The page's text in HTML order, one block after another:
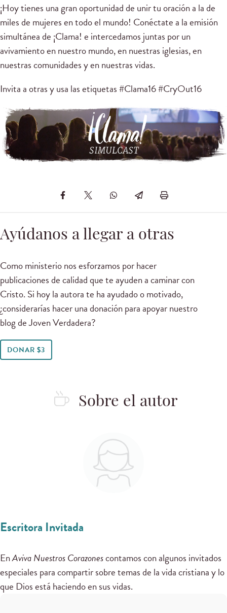
¡Hoy tienes una gran oportunidad de unir tu oración a la de
miles de mujeres en todo el mundo! Conéctate a la emisión
simultánea de ¡Clama! e intercedamos juntas por un
avivamiento en nuestro mundo, en nuestras iglesias, en
nuestras comunidades y en nuestras vidas.
Invita a otras y usa las etiquetas #Clama16 #CryOut16
Ayúdanos a llegar a otras
Como ministerio nos esforzamos por hacer
publicaciones de calidad que te ayuden a caminar con
Cristo. Si hoy la autora te ha ayudado o motivado,
¿considerarías hacer una donación para apoyar nuestro
blog de Joven Verdadera?
DONAR $3
Sobre el autor
Escritora Invitada
EnAviva Nuestros Corazonescontamos con algunos invitados
especiales para compartir sobre temas de la vida cristiana y lo
que Dios está haciendo en sus vidas.